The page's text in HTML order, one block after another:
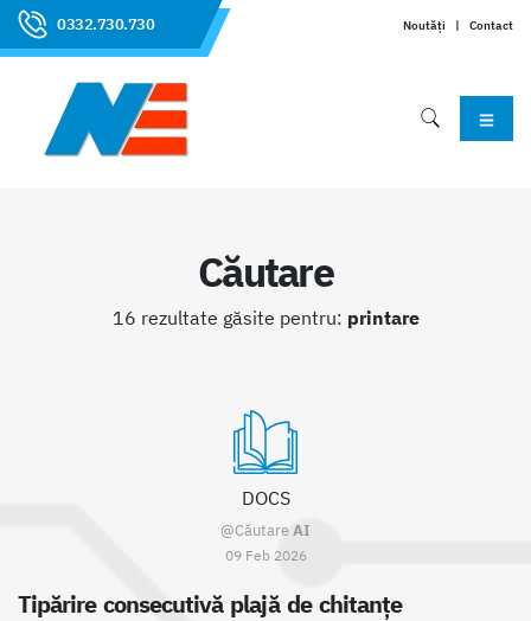
0332.730.730 Noutăți | Contact
Căutare
16 rezultate găsite pentru: printare
DOCS
@CăutareAI
09 Feb 2026
Tipărire consecutivă plajă de chitanțe